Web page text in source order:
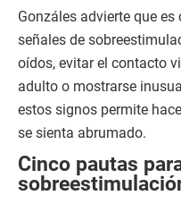
Gonzáles advierte que
señales de
oídos, evitar el contacto
adulto o mostrarse
estos signos permite
se sienta abrumado.
Cinco pautas